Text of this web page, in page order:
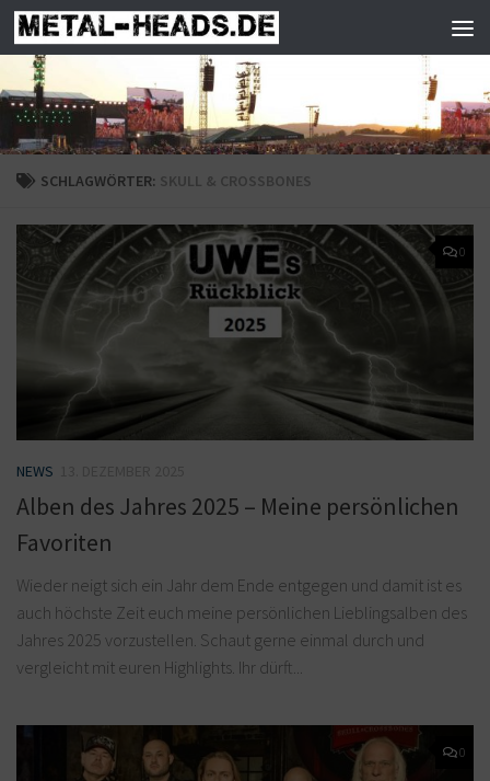
Zum Inhalt springen
SCHLAGWÖRTER: SKULL & CROSSBONES
0
NEWS
Alben des Jahres 2025 – Meine persönlichen
Favoriten
Wieder neigt sich ein Jahr dem Ende entgegen und damit ist es
auch höchste Zeit euch meine persönlichen Lieblingsalben des
Jahres 2025 vorzustellen. Schaut gerne einmal durch und
vergleicht mit euren Highlights. Ihr dürft...
0